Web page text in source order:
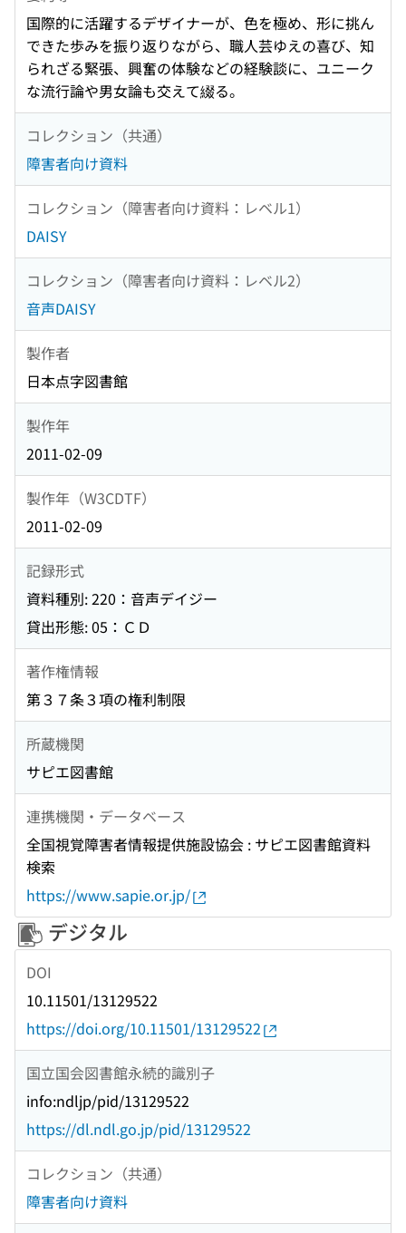
国際的に活躍するデザイナーが、色を極め、形に挑ん
できた歩みを振り返りながら、職人芸ゆえの喜び、知
られざる緊張、興奮の体験などの経験談に、ユニーク
な流行論や男女論も交えて綴る。
コレクション（共通）
障害者向け資料
コレクション（障害者向け資料：レベル1）
DAISY
コレクション（障害者向け資料：レベル2）
音声DAISY
製作者
日本点字図書館
製作年
2011-02-09
製作年（W3CDTF）
2011-02-09
記録形式
資料種別: 220：音声デイジー
貸出形態: 05：ＣＤ
著作権情報
第３７条３項の権利制限
所蔵機関
サピエ図書館
連携機関・データベース
全国視覚障害者情報提供施設協会 : サピエ図書館資料
検索
https://www.sapie.or.jp/
デジタル
DOI
10.11501/13129522
https://doi.org/10.11501/13129522
国立国会図書館永続的識別子
info:ndljp/pid/13129522
https://dl.ndl.go.jp/pid/13129522
コレクション（共通）
障害者向け資料